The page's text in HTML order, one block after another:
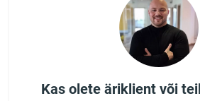
Kas olete äriklient või